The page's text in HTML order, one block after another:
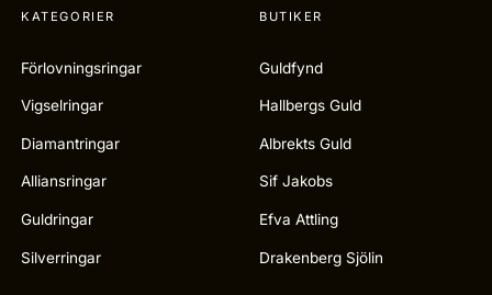
KATEGORIER
Förlovningsringar
Vigselringar
Diamantringar
Alliansringar
Guldringar
Silverringar
BUTIKER
Guldfynd
Hallbergs Guld
Albrekts Guld
Sif Jakobs
Efva Attling
Drakenberg Sjölin